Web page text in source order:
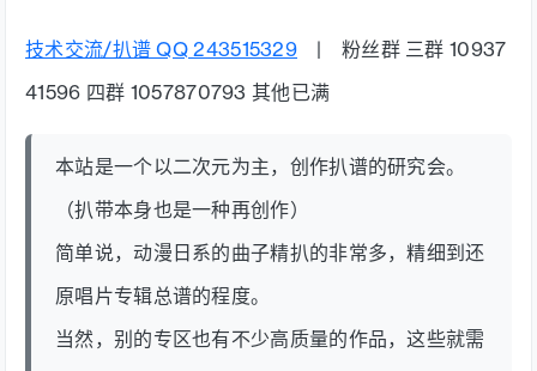
技术交流/扒谱 QQ 243515329 | 粉丝群 三群 10937
41596 四群 1057870793 其他已满
本站是一个以二次元为主，创作扒谱的研究会。
（扒带本身也是一种再创作）
简单说，动漫日系的曲子精扒的非常多，精细到还
原唱片专辑总谱的程度。
当然，别的专区也有不少高质量的作品，这些就需